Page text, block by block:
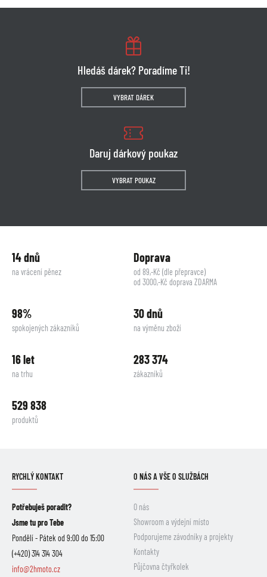
Hledáš dárek? Poradíme Ti!
VYBRAT DÁREK
Daruj dárkový poukaz
VYBRAT POUKAZ
14 dnů
na vrácení pěnez
Doprava
od 89,-Kč (dle přepravce)
od 3000,-Kč doprava ZDARMA
98%
spokojených zákazníků
30 dnů
na výměnu zboží
16 let
na trhu
283 374
zákazníků
529 838
produktů
RYCHLÝ KONTAKT
Potřebuješ poradit?
Jsme tu pro Tebe
Pondělí - Pátek od 9:00 do 15:00
(+420) 314 314 304
info@2hmoto.cz
O NÁS A VŠE O SLUŽBÁCH
O nás
Showroom a výdejní místo
Podporujeme závodníky a projekty
Kontakty
Půjčovna čtyřkolek